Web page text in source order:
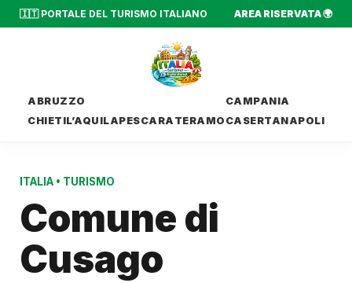
🇮🇹 PORTALE DEL TURISMO ITALIANO AREA RISERVATA 🌍
ABRUZZO
CHIETIL’AQUILAPESCARA TERAMO
CAMPANIA
CASERTANAPOLI
ITALIA • TURISMO
Comune di
Cusago